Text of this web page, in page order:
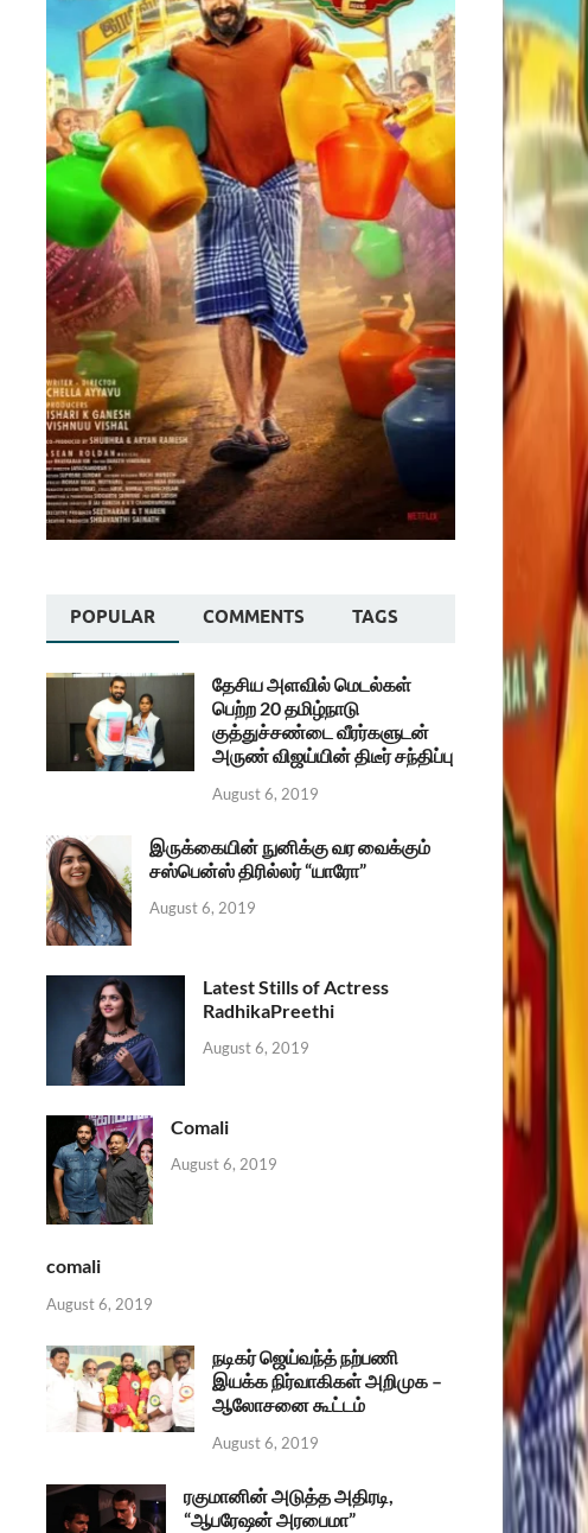
POPULAR COMMENTS TAGS
தேசிய அளவில் மெடல்கள்
பெற்ற 20 தமிழ்நாடு
குத்துச்சண்டை வீரர்களுடன்
அருண் விஜய்யின் திடீர் சந்திப்பு
August 6, 2019
இருக்கையின் நுனிக்கு வர வைக்கும்
சஸ்பென்ஸ் திரில்லர் “யாரோ”
August 6, 2019
Latest Stills of Actress
RadhikaPreethi
August 6, 2019
Comali
August 6, 2019
comali
August 6, 2019
நடிகர் ஜெய்வந்த் நற்பணி
இயக்க நிர்வாகிகள் அறிமுக –
ஆலோசனை கூட்டம்
August 6, 2019
ரகுமானின் அடுத்த அதிரடி,
“ஆபரேஷன் அரபைமா”